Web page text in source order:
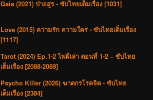
Gaia (2021) ป่าอสูร - ซับไทยเต็มเรื่อง [1031]
Love (2015) ความรัก ความใคร่ - ซับไทยเต็มเรื่อง
[1117]
Tarot (2024) Ep.1-2 ไพ่ผีเล่า ตอนที่ 1-2 – ซับไทย
เต็มเรื่อง [2088-2089]
Psycho Killer (2026) ฆาตกรโรคจิต - ซับไทย
เต็มเรื่อง [2384]